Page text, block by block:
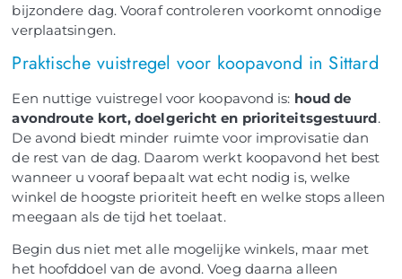
bijzondere dag. Vooraf controleren voorkomt onnodige
verplaatsingen.
Praktische vuistregel voor koopavond in Sittard
Een nuttige vuistregel voor koopavond is: houd de
avondroute kort, doelgericht en prioriteitsgestuurd.
De avond biedt minder ruimte voor improvisatie dan
de rest van de dag. Daarom werkt koopavond het best
wanneer u vooraf bepaalt wat echt nodig is, welke
winkel de hoogste prioriteit heeft en welke stops alleen
meegaan als de tijd het toelaat.
Begin dus niet met alle mogelijke winkels, maar met
het hoofddoel van de avond. Voeg daarna alleen